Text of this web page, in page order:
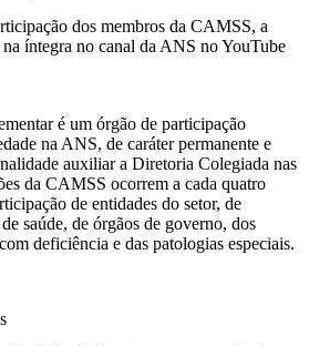
dos membros da CAMSS, a
íntegra no canal da ANS no YouTube
é um órgão de participação
na ANS, de caráter permanente e
auxiliar a Diretoria Colegiada nas
da CAMSS ocorrem a cada quatro
de entidades do setor, de
saúde, de órgãos de governo, dos
deficiência e das patologias especiais.